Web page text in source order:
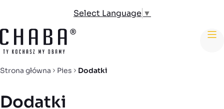
Select Language ▼
Strona główna Pies Dodatki
Dodatki